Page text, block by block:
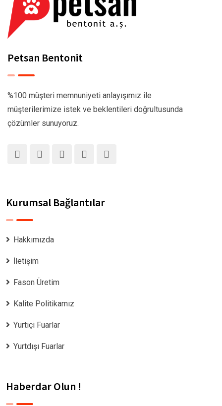
Petsan Bentonit
%100 müşteri memnuniyeti anlayışımız ile
müşterilerimize istek ve beklentileri doğrultusunda
çözümler sunuyoruz.
Kurumsal Bağlantılar
Hakkımızda
İletişim
Fason Üretim
Kalite Politikamız
Yurtiçi Fuarlar
Yurtdışı Fuarlar
Haberdar Olun !